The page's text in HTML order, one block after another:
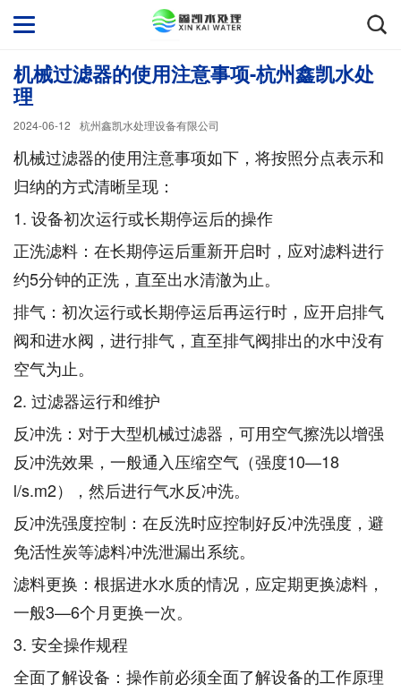
机械过滤器的使用注意事项-杭州鑫凯水处
理
2024-06-12 杭州鑫凯水处理设备有限公司
机械过滤器的使用注意事项如下，将按照分点表示和
归纳的方式清晰呈现：
1. 设备初次运行或长期停运后的操作
正洗滤料：在长期停运后重新开启时，应对滤料进行
约5分钟的正洗，直至出水清澈为止。
排气：初次运行或长期停运后再运行时，应开启排气
阀和进水阀，进行排气，直至排气阀排出的水中没有
空气为止。
2. 过滤器运行和维护
反冲洗：对于大型机械过滤器，可用空气擦洗以增强
反冲洗效果，一般通入压缩空气（强度10—18
l/s.m2），然后进行气水反冲洗。
反冲洗强度控制：在反洗时应控制好反冲洗强度，避
免活性炭等滤料冲洗泄漏出系统。
滤料更换：根据进水水质的情况，应定期更换滤料，
一般3—6个月更换一次。
3. 安全操作规程
全面了解设备：操作前必须全面了解设备的工作原理